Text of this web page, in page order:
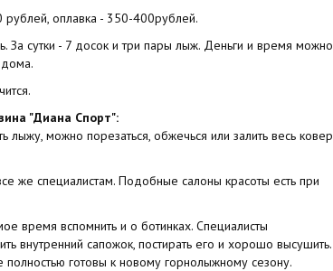
оплавка - 350-400рублей.
За сутки - 7 досок и три пары лыж. Деньги и время можно
дома.
"Диана Спорт":
лыжу, можно порезаться, обжечься или залить весь ковер
же специалистам. Подобные салоны красоты есть при
время вспомнить и о ботинках. Специалисты
внутренний сапожок, постирать его и хорошо высушить.
полностью готовы к новому горнолыжному сезону.